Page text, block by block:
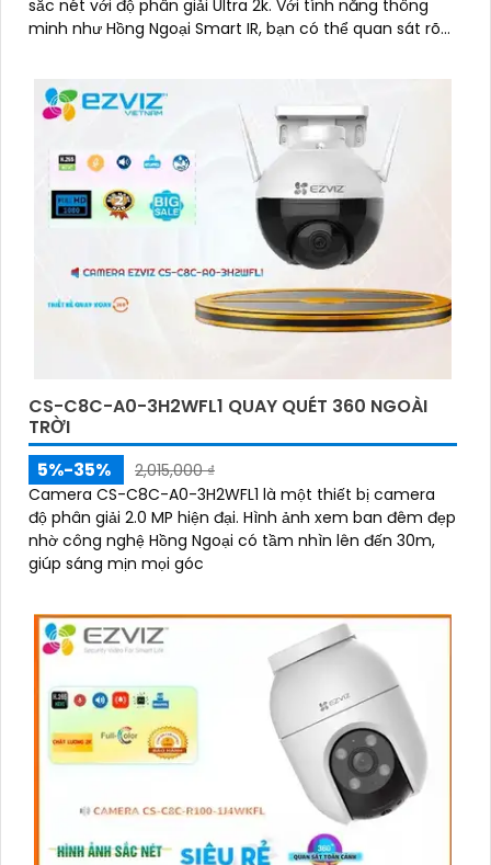
sắc nét với độ phân giải Ultra 2k. Với tính năng thông
minh như Hồng Ngoại Smart IR, bạn có thể quan sát rõ
CS-C8C-A0-3H2WFL1 QUAY QUÉT 360 NGOÀI
TRỜI
5%-35%
2,015,000 ₫
Camera CS-C8C-A0-3H2WFL1 là một thiết bị camera
độ phân giải 2.0 MP hiện đại. Hình ảnh xem ban đêm đẹp
nhờ công nghệ Hồng Ngoại có tầm nhìn lên đến 30m,
giúp sáng mịn mọi góc